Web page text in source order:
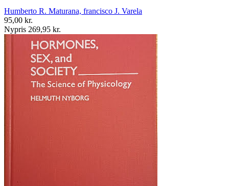
Humberto R. Maturana, francisco J. Varela
95,00 kr.
Nypris 269,95 kr.